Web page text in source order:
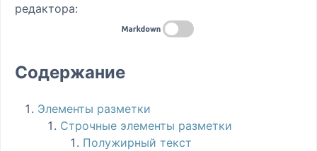
редактора:
Содержание
Элементы разметки
Строчные элементы разметки
Полужирный текст